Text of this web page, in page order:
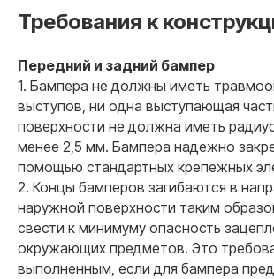
Требования к
Передний и задний бампер
1. Бампера не должны иметь
выступов, ни одна выступающая
поверхности не должна иметь
менее 2,5 мм. Бампера надежно
помощью стандартных крепежных
2. Концы бамперов загибаются в
наружной поверхности таким
свести к минимуму опасность
окружающих предметов. Это
выполненным, если для бампера